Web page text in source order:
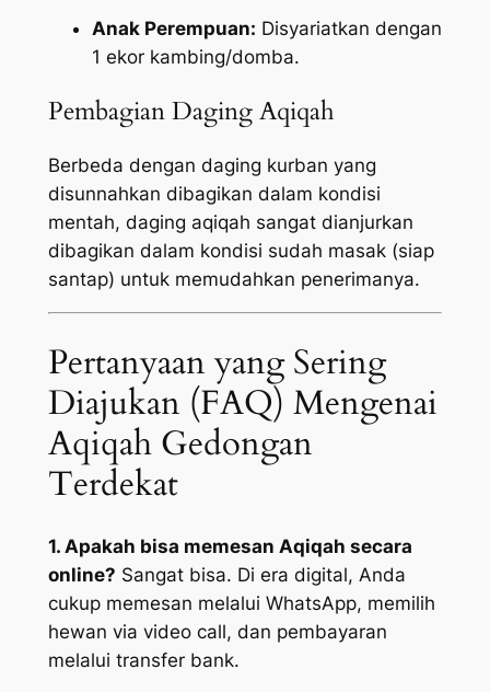
Anak Perempuan: Disyariatkan dengan
1 ekor kambing/domba.
Pembagian Daging Aqiqah
Berbeda dengan daging kurban yang
disunnahkan dibagikan dalam kondisi
mentah, daging aqiqah sangat dianjurkan
dibagikan dalam kondisi sudah masak (siap
santap) untuk memudahkan penerimanya.
Pertanyaan yang Sering
Diajukan (FAQ) Mengenai
Aqiqah Gedongan
Terdekat
1. Apakah bisa memesan Aqiqah secara
online? Sangat bisa. Di era digital, Anda
cukup memesan melalui WhatsApp, memilih
hewan via video call, dan pembayaran
melalui transfer bank.